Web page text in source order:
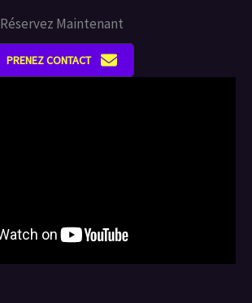
Réservez Maintenant
PRENEZ CONTACT